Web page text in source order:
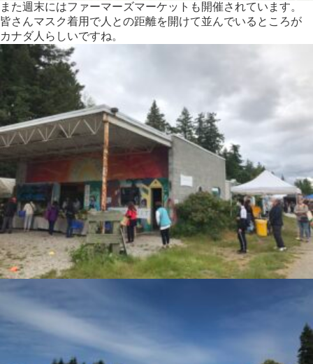
また週末にはファーマーズマーケットも開催されています。
皆さんマスク着用で人との距離を開けて並んでいるところが
カナダ人らしいですね。